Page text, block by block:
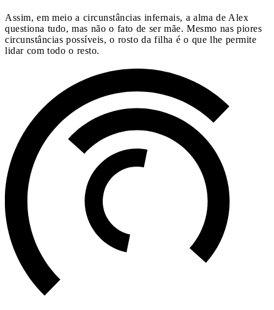
Assim, em meio a circunstâncias infernais, a alma de Alex
questiona tudo, mas não o fato de ser mãe. Mesmo nas piores
circunstâncias possíveis, o rosto da filha é o que lhe permite
lidar com todo o resto.